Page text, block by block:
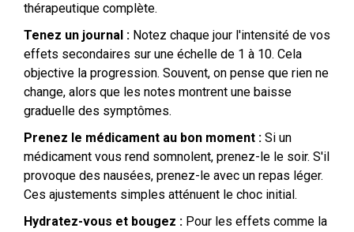
thérapeutique complète.
Tenez un journal : Notez chaque jour l'intensité de vos
effets secondaires sur une échelle de 1 à 10. Cela
objective la progression. Souvent, on pense que rien ne
change, alors que les notes montrent une baisse
graduelle des symptômes.
Prenez le médicament au bon moment : Si un
médicament vous rend somnolent, prenez-le le soir. S'il
provoque des nausées, prenez-le avec un repas léger.
Ces ajustements simples atténuent le choc initial.
Hydratez-vous et bougez : Pour les effets comme la